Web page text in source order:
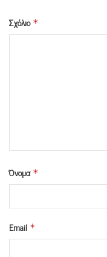
Σχόλιο *
Όνομα *
Email *